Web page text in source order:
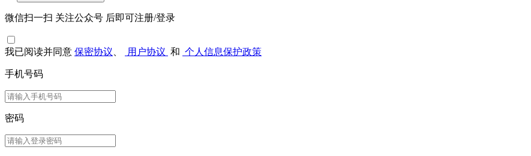
微信扫一扫 关注公众号 后即可注册/登录
我已阅读并同意 保密协议 用户协议 和 个人信息保护政策
手机号码
密码